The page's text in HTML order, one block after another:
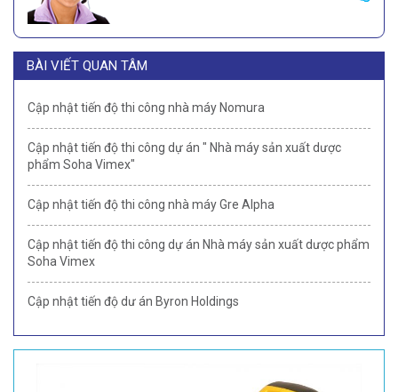
BÀI VIẾT QUAN TÂM
Cập nhật tiến độ thi công nhà máy Nomura
Cập nhật tiến độ thi công dự án " Nhà máy sản xuất dược
phẩm Soha Vimex"
Cập nhật tiến độ thi công nhà máy Gre Alpha
Cập nhật tiến độ thi công dự án Nhà máy sản xuất dược phẩm
Soha Vimex
Cập nhật tiến độ dư án Byron Holdings